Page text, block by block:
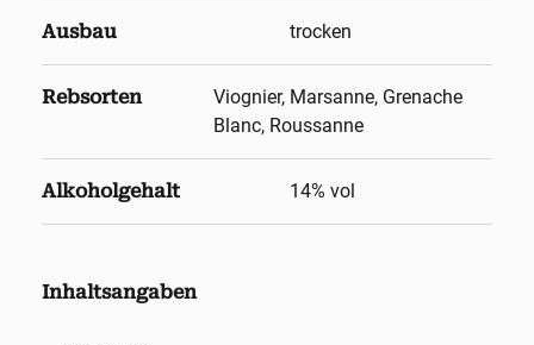
Ausbau trocken
Rebsorten
Viognier, Marsanne, Grenache
Blanc, Roussanne
Alkoholgehalt 14% vol
Inhaltsangaben